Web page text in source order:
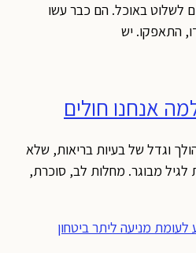
לשלוט באוכל. הם כבר עשו
התאפקו. יש
אנחנו חולים
וגדל של בעיות בריאות, שלא
לגיל מבוגר. מחלות לב, סוכרת,